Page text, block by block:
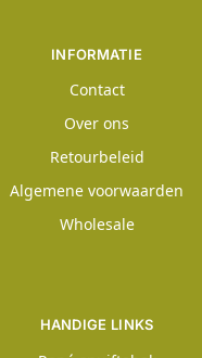
INFORMATIE
Contact
Over ons
Retourbeleid
Algemene voorwaarden
Wholesale
HANDIGE LINKS